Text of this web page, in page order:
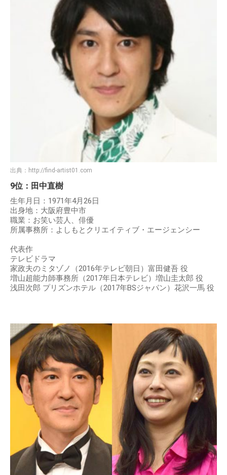
出典： http://find-artist01.com
9位：田中直樹
生年月日：1971年4月26日
出身地：大阪府豊中市
職業：お笑い芸人、俳優
所属事務所：よしもとクリエイティブ・エージェンシー
代表作
テレビドラマ
家政夫のミタゾノ（2016年テレビ朝日）富田健吾 役
増山超能力師事務所（2017年日本テレビ）増山圭太郎 役
浅田次郎 プリズンホテル（2017年BSジャパン）花沢一馬 役